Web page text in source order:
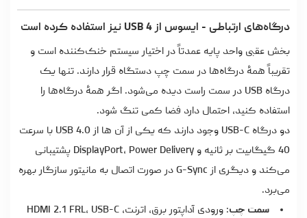
درگاه‌های ارتباطی - ایسوس از USB 4 نیز استفاده کرده است
بخش عقبی واحد پایه عمدتاً در اختیار سیستم خنک‌کننده است و
تقریباً همۀ درگاه‌ها در سمت چپ دستگاه قرار دارند. تنها یک
درگاه USB در سمت راست دیده می‌شود. اگر همۀ درگاه‌ها را
استفاده کنید، احتمال دارد فضا کمی تنگ شود.
دو درگاه USB-C وجود دارند که یکی از آن ها از USB 4.0 با سرعت
40 گیگابیت بر ثانیه و DisplayPort, Power Delivery پشتیبانی
می‌کند و دیگری از G-Sync در صورت اتصال به مانیتور سازگار بهره
می‌برد.
سمت چپ
: ورودی آداپتور برق، اترنت، HDMI 2.1 FRL، USB-C